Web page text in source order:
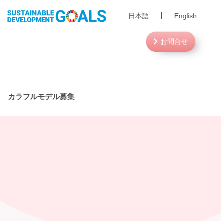
日本語 English
お問合せ
カラフルモデル募集